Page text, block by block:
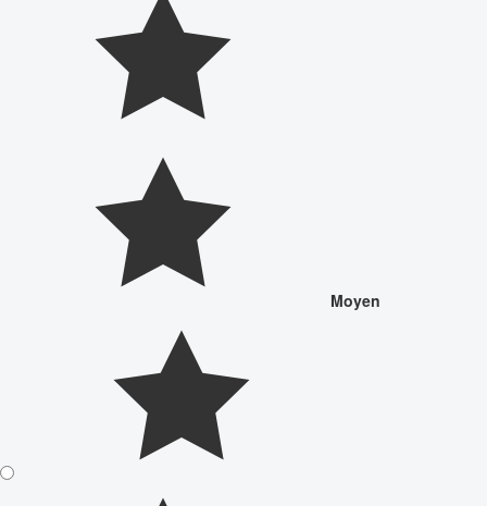
Moyen